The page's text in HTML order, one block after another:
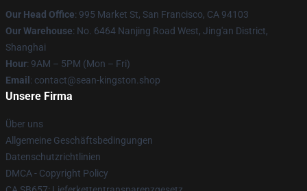
Our Head Office: 995 Market St, San Francisco, CA 94103
Our Warehouse: No. 6464 Nanjing Road West, Jing'an District,
Shanghai
Hour: 9AM – 5PM (Mon – Fri)
Email : contact@sean-kingston.shop
Unsere Firma
Über uns
Allgemeine Geschäftsbedingungen
Datenschutzrichtlinien
DMCA - Copyright Policy